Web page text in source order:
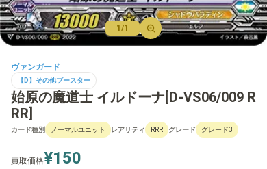
1/1
ヴァンガード
【D】その他ブースター
始原の魔道士 イルドーナ[D-VS06/009 R
RR]
カード種別 ノーマルユニット レアリティ RRR グレード グレード3
買取価格¥150